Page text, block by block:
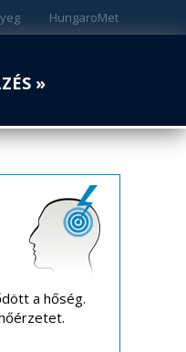
HungaroMet
»
a hőség.